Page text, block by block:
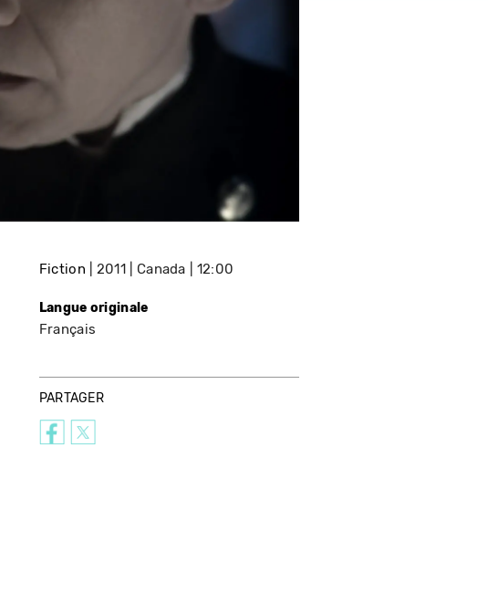
Fiction 2011 Canada 12:00
Langue originale
Français
PARTAGER